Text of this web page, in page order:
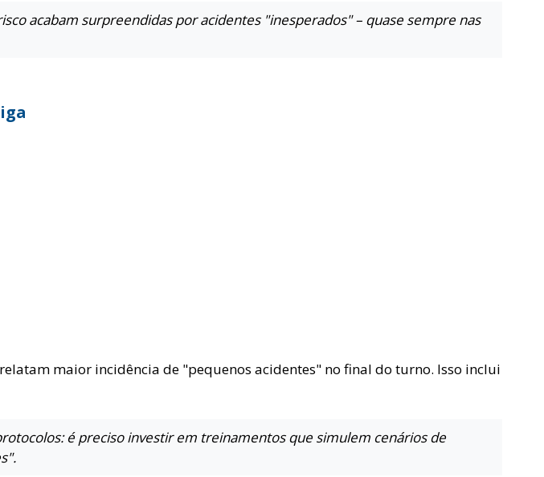
acabam surpreendidas por acidentes "inesperados" – quase sempre nas
maior incidência de "pequenos acidentes" no final do turno. Isso inclui
é preciso investir em treinamentos que simulem cenários de